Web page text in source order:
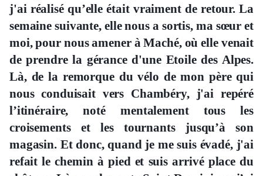
j'ai réalisé qu’elle était vraiment de retour. La
semaine suivante, elle nous a sortis, ma sœur et
moi, pour nous amener à Maché, où elle venait
de prendre la gérance d'une Etoile des Alpes.
Là, de la remorque du vélo de mon père qui
nous conduisait vers Chambéry, j'ai repéré
l’itinéraire, noté mentalement tous les
croisements et les tournants jusqu’à son
magasin. Et donc, quand je me suis évadé, j'ai
refait le chemin à pied et suis arrivé place du